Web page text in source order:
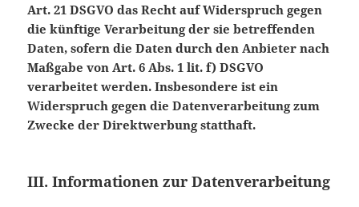
Art. 21 DSGVO das Recht auf Widerspruch gegen
die künftige Verarbeitung der sie betreffenden
Daten, sofern die Daten durch den Anbieter nach
Maßgabe von Art. 6 Abs. 1 lit. f) DSGVO
verarbeitet werden. Insbesondere ist ein
Widerspruch gegen die Datenverarbeitung zum
Zwecke der Direktwerbung statthaft.
III. Informationen zur Datenverarbeitung